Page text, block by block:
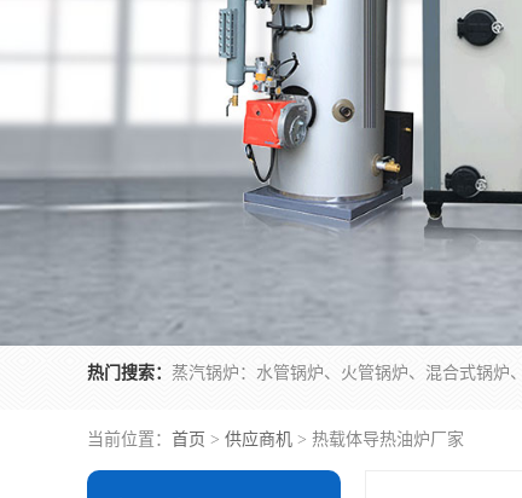
热门搜索：
当前位置： 首页 > 供应商机 > 热载体导热油炉厂家